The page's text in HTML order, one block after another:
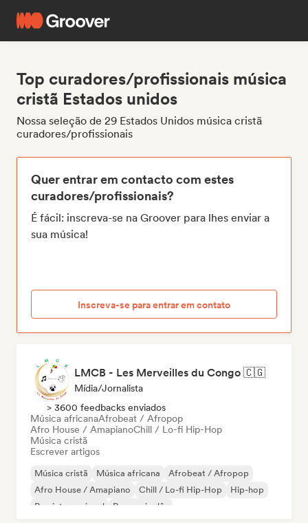
Top curadores/profissionais música
cristã Estados unidos
Nossa seleção de 29 Estados Unidos música cristã
curadores/profissionais
Quer entrar em contacto com estes
curadores/profissionais?
É fácil: inscreva-se na Groover para lhes enviar a
sua música!
Inscreva-se para entrar em contato
LMCB - Les Merveilles du Congo 🇨🇬
Mídia/Jornalista
> 3600 feedbacks enviados
Música africanaAfrobeat / Afropop
Afro House / AmapianoChill / Lo-fi Hip-Hop
Música cristã
Escrever artigos
Música cristã Música africana
Afrobeat / Afropop
Afro House / Amapiano
Chill / Lo-fi Hip-Hop
Hip-hop
Rap internacional
Rap em inglês